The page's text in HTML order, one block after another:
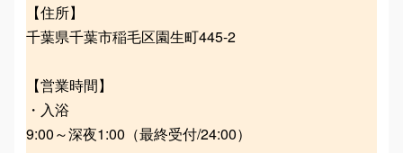
【住所】
千葉県千葉市稲毛区園生町445-2
【営業時間】
・入浴
9:00～深夜1:00（最終受付/24:00）